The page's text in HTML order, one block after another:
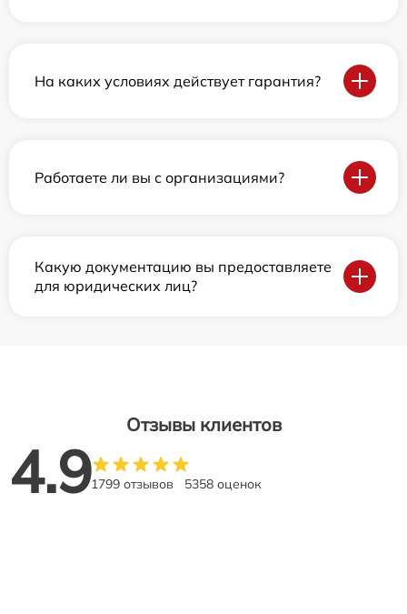
На каких условиях действует гарантия?
Работаете ли вы с организациями?
Какую документацию вы предоставляете
для юридических лиц?
Отзывы клиентов
4.91799 отзывов 5358 оценок